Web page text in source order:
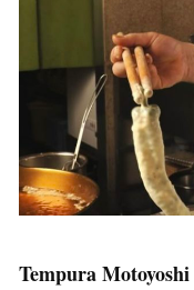
Tempura Motoyoshi